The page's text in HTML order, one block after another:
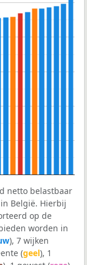
netto belastbaar
België. Hierbij
op de
worden in
), 7 wijken
(geel), 1